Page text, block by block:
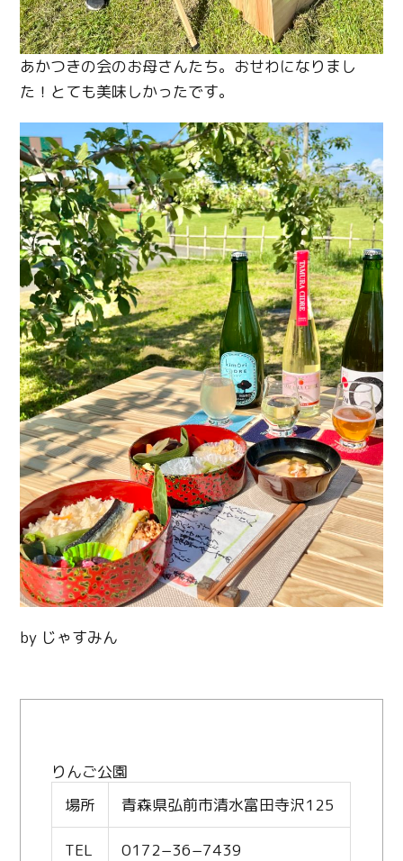
あかつきの会のお母さんたち。おせわになりまし
た！とても美味しかったです。
by じゃすみん
りんご公園
場所
青森県弘前市清水富田寺沢125
TEL 0172−36−7439